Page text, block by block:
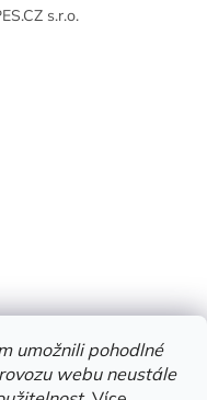
umožnili pohodlné
webu neustále
s.r.o.